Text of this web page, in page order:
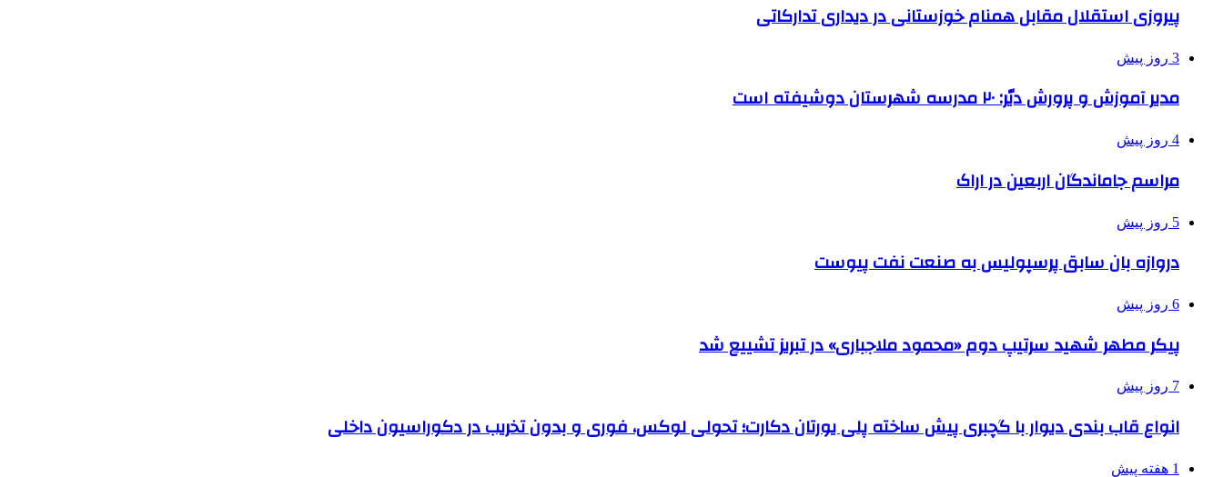
پیروزی استقلال مقابل همنام خوزستانی در دیداری تدارکاتی
3 روز پیش
مدیر آموزش و پرورش دیّر: ۲۰ مدرسه شهرستان دوشیفته است
4 روز پیش
مراسم جاماندگان اربعین در اراک
5 روز پیش
دروازه بان سابق پرسپولیس به صنعت نفت پیوست
6 روز پیش
پیکر مطهر شهید سرتیپ دوم «محمود ملاجباری» در تبریز تشییع شد
7 روز پیش
انواع قاب بندی دیوار با گچبری پیش ساخته پلی یورتان دکارت؛ تحولی لوکس، فوری و بدون تخریب در دکوراسیون داخلی
1 هفته پیش